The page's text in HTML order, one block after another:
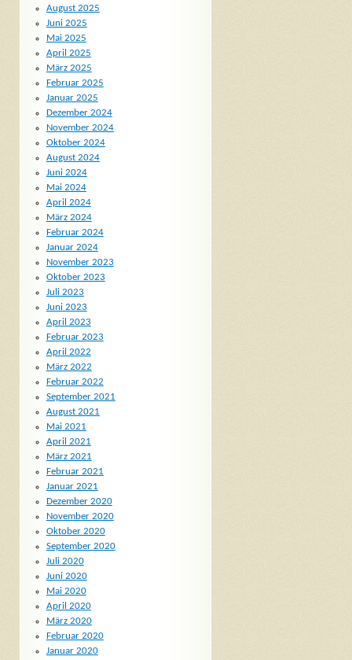
August 2025
Juni 2025
Mai 2025
April 2025
März 2025
Februar 2025
Januar 2025
Dezember 2024
November 2024
Oktober 2024
August 2024
Juni 2024
Mai 2024
April 2024
März 2024
Februar 2024
Januar 2024
November 2023
Oktober 2023
Juli 2023
Juni 2023
April 2023
Februar 2023
April 2022
März 2022
Februar 2022
September 2021
August 2021
Mai 2021
April 2021
März 2021
Februar 2021
Januar 2021
Dezember 2020
November 2020
Oktober 2020
September 2020
Juli 2020
Juni 2020
Mai 2020
April 2020
März 2020
Februar 2020
Januar 2020